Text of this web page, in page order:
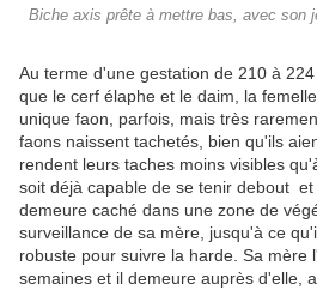
Biche axis prête à mettre bas, avec son
Au terme d'une gestation de 210 à
que le cerf élaphe et le daim, la
unique faon, parfois, mais très
faons naissent tachetés, bien qu'ils
rendent leurs taches moins visibles
soit déjà capable de se tenir debout
demeure caché dans une zone de
surveillance de sa mère, jusqu'à ce
robuste pour suivre la harde. Sa mère
semaines et il demeure auprès d'elle,